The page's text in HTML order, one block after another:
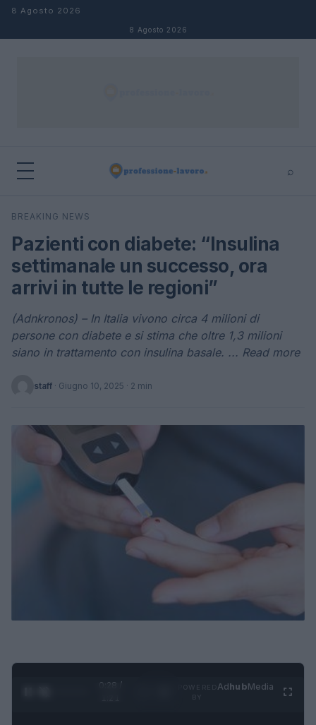
Salta al contenuto
8 Agosto 2026
8 Agosto 2026
⌕
Cerca
BREAKING NEWS
Pazienti con diabete: “Insulina
settimanale un successo, ora
arrivi in tutte le regioni”
(Adnkronos) – In Italia vivono circa 4 milioni di
persone con diabete e si stima che oltre 1,3 milioni
siano in trattamento con insulina basale. ... Read more
staff · Giugno 10, 2025 · 2 min
0:29 /
AdhubMedia